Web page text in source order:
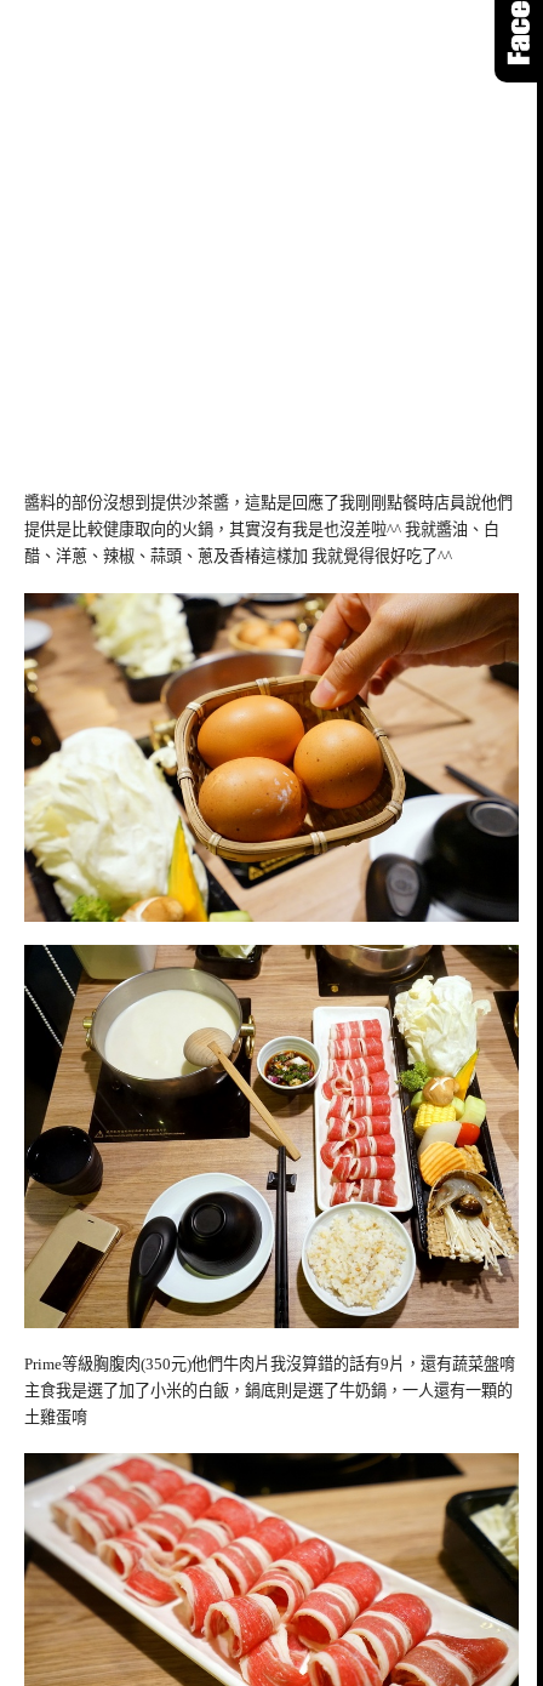
醬料的部份沒想到提供沙茶醬，這點是回應了我剛剛點餐時店員說他們
提供是比較健康取向的火鍋，其實沒有我是也沒差啦^^ 我就醬油、白
醋、洋蔥、辣椒、蒜頭、蔥及香椿這樣加 我就覺得很好吃了^^
Prime等級胸腹肉(350元)他們牛肉片我沒算錯的話有9片，還有蔬菜盤唷
主食我是選了加了小米的白飯，鍋底則是選了牛奶鍋，一人還有一顆的
土雞蛋唷